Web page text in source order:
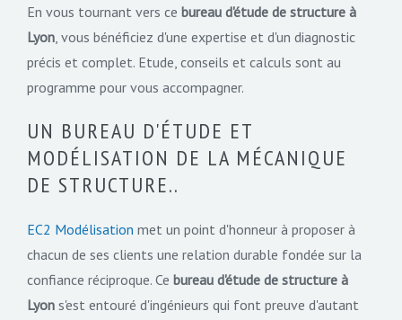
En vous tournant vers ce bureau d'étude de structure à
Lyon, vous bénéficiez d'une expertise et d'un diagnostic
précis et complet. Etude, conseils et calculs sont au
programme pour vous accompagner.
UN BUREAU D'ÉTUDE ET
MODÉLISATION DE LA MÉCANIQUE
DE STRUCTURE..
EC2 Modélisation met un point d'honneur à proposer à
chacun de ses clients une relation durable fondée sur la
confiance réciproque. Ce bureau d'étude de structure à
Lyon s'est entouré d'ingénieurs qui font preuve d'autant